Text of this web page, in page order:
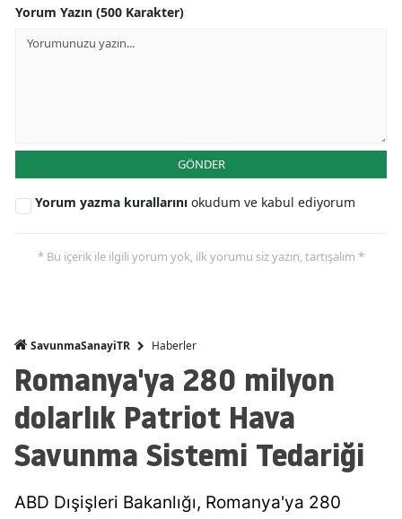
Yorum Yazın (500 Karakter)
GÖNDER
Yorum yazma kurallarını okudum ve kabul ediyorum
* Bu içerik ile ilgili yorum yok, ilk yorumu siz yazın, tartışalım *
SavunmaSanayiTR Haberler
Romanya'ya 280 milyon
dolarlık Patriot Hava
Savunma Sistemi Tedariği
ABD Dışişleri Bakanlığı, Romanya'ya 280